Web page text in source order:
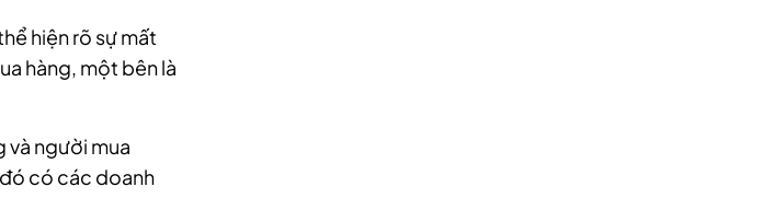
hiện rõ sự mất
hàng, một bên là
và người mua
đó có các doanh